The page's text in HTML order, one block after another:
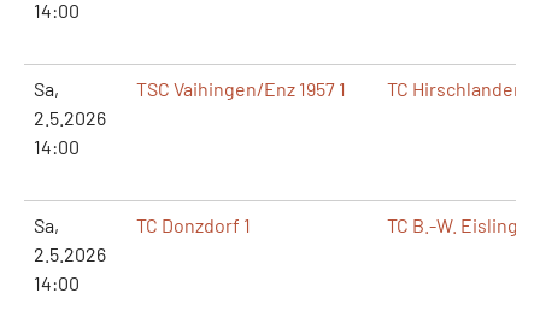
14:00
Sa,
2.5.2026
14:00
TSC Vaihingen/Enz 1957 1 TC Hirschlanden 1
Sa,
2.5.2026
14:00
TC Donzdorf 1 TC B.-W. Eislingen